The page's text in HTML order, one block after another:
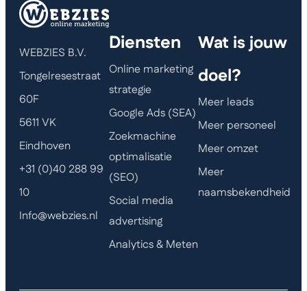
WEBZIES B.V.
Tongelresestraat
60F
5611 VK
Eindhoven
+31 (0)40 288 99
10
Info@webzies.nl
Diensten
Online marketing
strategie
Google Ads (SEA)
Zoekmachine
optimalisatie
(SEO)
Social media
advertising
Analytics & Meten
Wat is jouw
doel?
Meer leads
Meer personeel
Meer omzet
Meer
naamsbekendheid